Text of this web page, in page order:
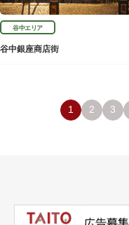
谷中エリア
谷中銀座商店街
1 2 3